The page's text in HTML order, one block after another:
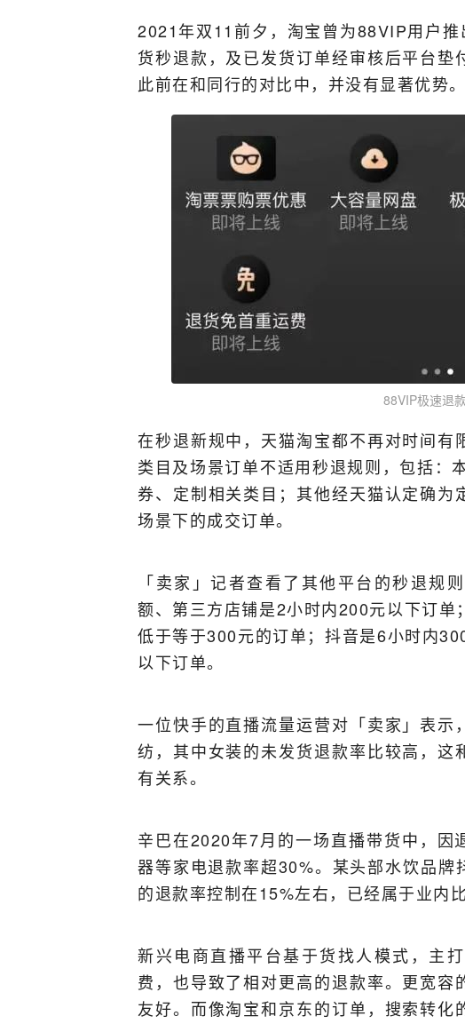
2021年双11前夕，淘宝曾为88VIP用户推
货秒退款，及已发货订单经审核后平台
此前在和同行的对比中，并没有显著优势。
88VIP极速退
在秒退新规中，天猫淘宝都不再对时间
类目及场景订单不适用秒退规则，包括：
券、定制相关类目；其他经天猫认定确为
场景下的成交订单。
「卖家」记者查看了其他平台的秒退规
额、第三方店铺是2小时内200元以下订
低于等于300元的订单；抖音是6小时内
以下订单。
一位快手的直播流量运营对「卖家」表示
纺，其中女装的未发货退款率比较高，
有关系。
辛巴在2020年7月的一场直播带货中，因
器等家电退款率超30%。某头部水饮品牌
的退款率控制在15%左右，已经属于业内
新兴电商直播平台基于货找人模式，主
费，也导致了相对更高的退款率。更宽
友好。而像淘宝和京东的订单，搜索转